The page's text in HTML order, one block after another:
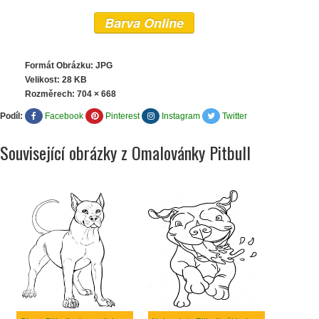
Barva Online
Formát Obrázku: JPG
Velikost: 28 KB
Rozměrech: 704 × 668
Podíl: Facebook Pinterest Instagram Twitter
Související obrázky z Omalovánky Pitbull